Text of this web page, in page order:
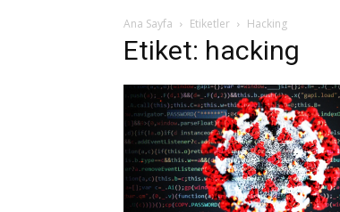
Ana Sayfa Etiketler Hacking
Etiket: hacking